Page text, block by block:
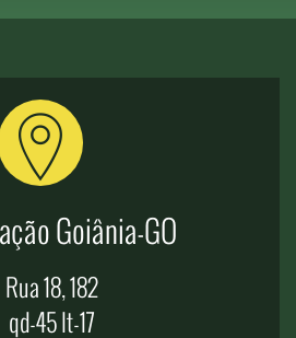
Goiânia-GO
Rua 18, 182
qd-45 lt-17